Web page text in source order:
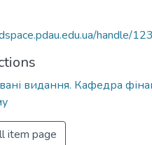
handle/
видання. Кафедра
item page